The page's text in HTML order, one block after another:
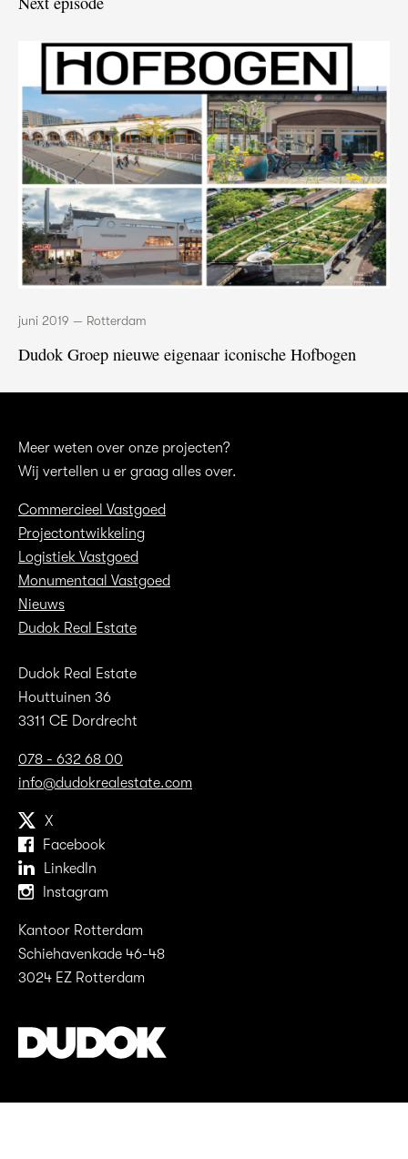
juni 2019 — Rotterdam
Dudok Groep nieuwe eigenaar iconische Hofbogen
Meer weten over onze projecten?
Wij vertellen u er graag alles over.
Commercieel Vastgoed
Projectontwikkeling
Logistiek Vastgoed
Monumentaal Vastgoed
Nieuws
Dudok Real Estate
Dudok Real Estate
Houttuinen 36
3311 CE Dordrecht
078 - 632 68 00
info@dudokrealestate.com
X
Facebook
LinkedIn
Instagram
Kantoor Rotterdam
Schiehavenkade 46-48
3024 EZ Rotterdam